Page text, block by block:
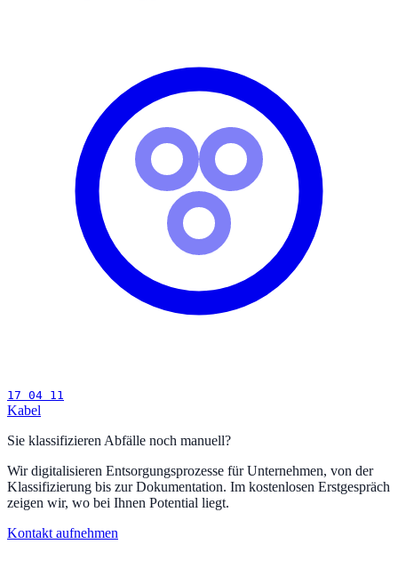
17 04 11
Kabel
Sie klassifizieren Abfälle noch manuell?
Wir digitalisieren Entsorgungsprozesse für Unternehmen, von der
Klassifizierung bis zur Dokumentation. Im kostenlosen Erstgespräch
zeigen wir, wo bei Ihnen Potential liegt.
Kontakt aufnehmen